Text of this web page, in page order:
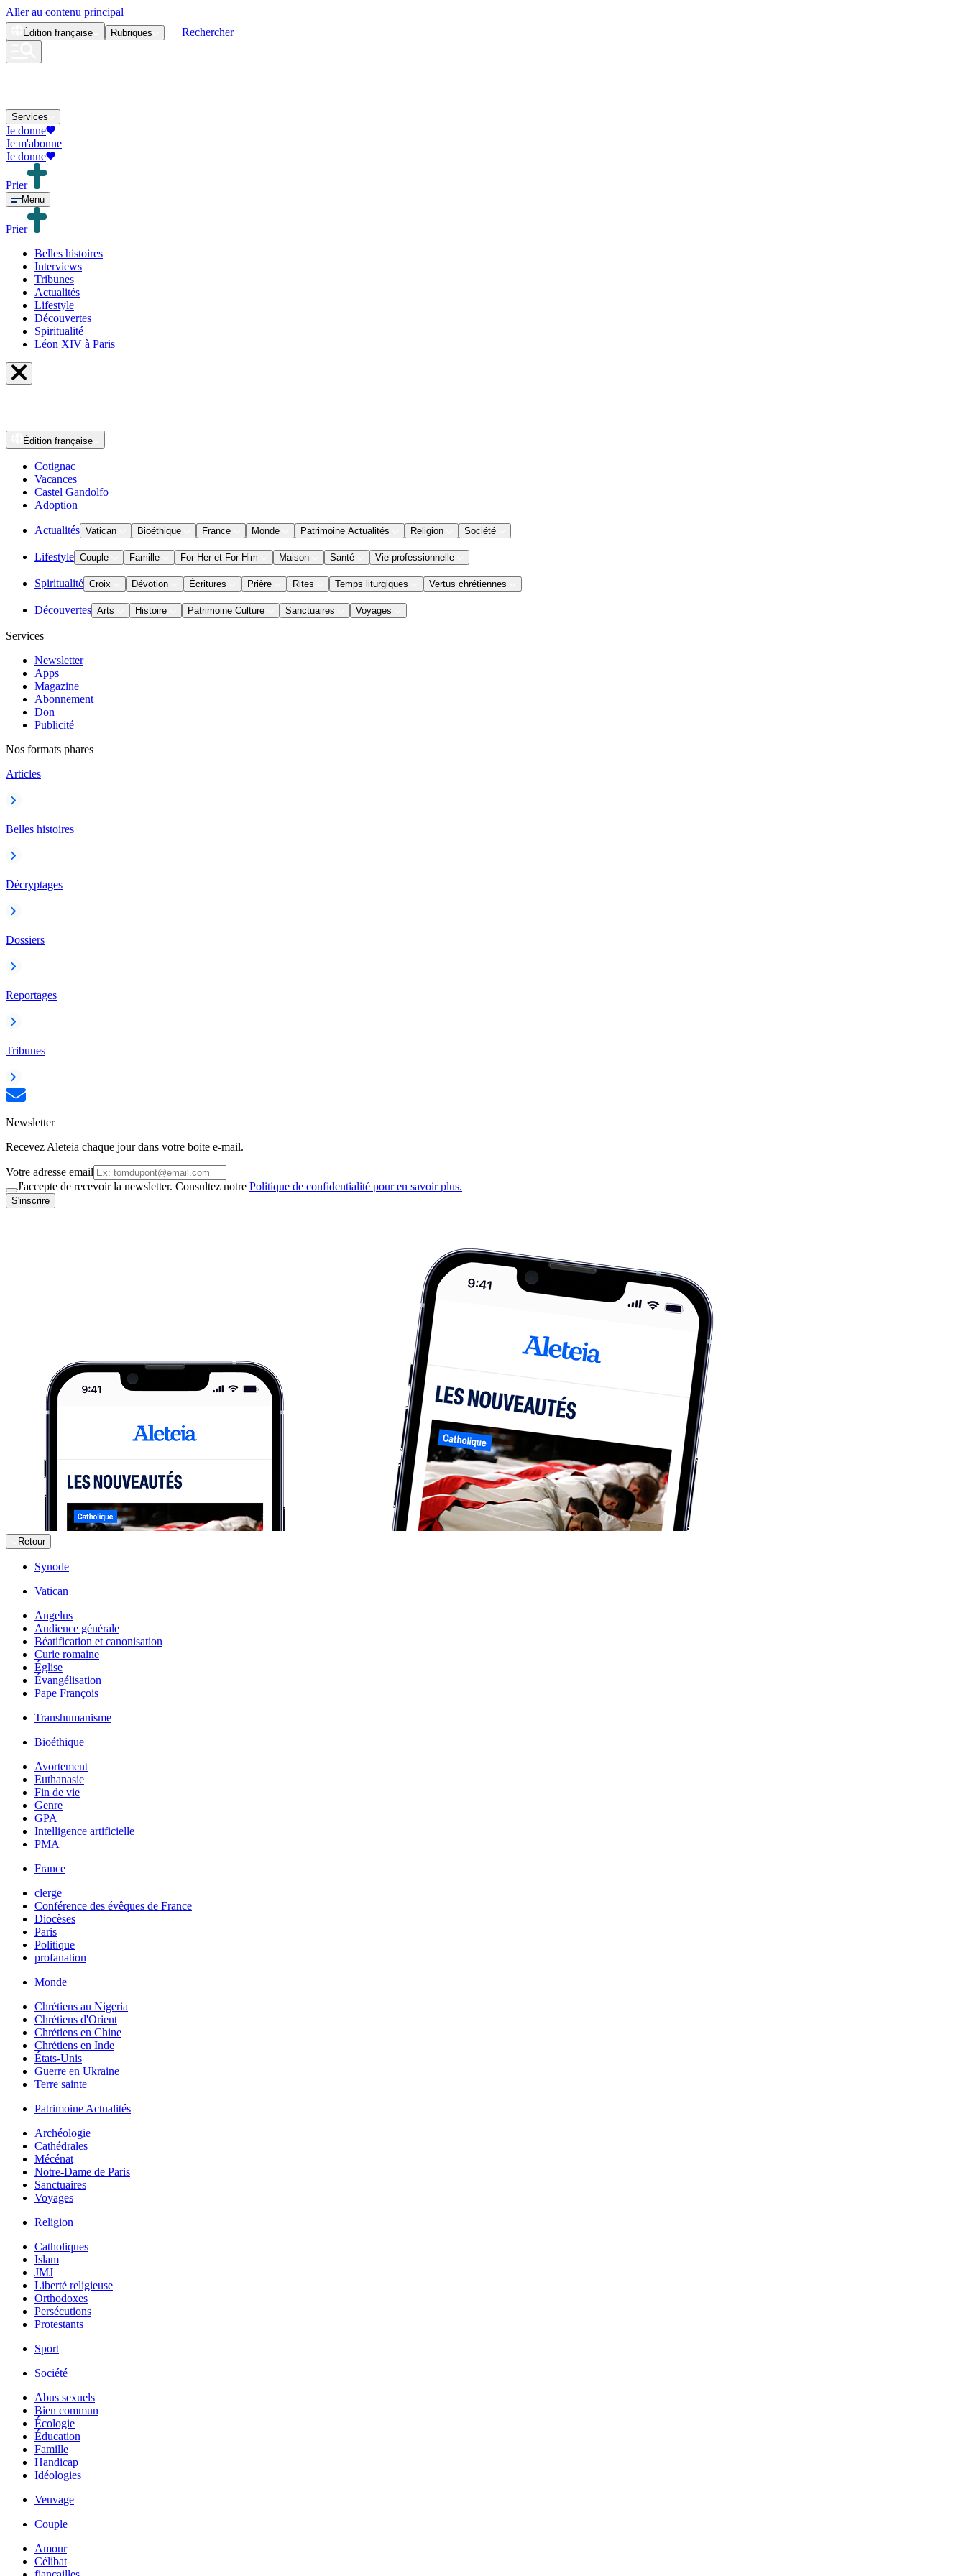
Aller au contenu principal
Édition française Rubriques Rechercher
Services
Je donne
Je m'abonne
Je donne
Prier
Menu
Prier
Belles histoires
Interviews
Tribunes
Actualités
Lifestyle
Découvertes
Spiritualité
Léon XIV à Paris
Édition française
Cotignac
Vacances
Castel Gandolfo
Adoption
Actualités Vatican Bioéthique France Monde Patrimoine Actualités Religion Société
Lifestyle Couple Famille For Her et For Him Maison Santé Vie professionnelle
Spiritualité Croix Dévotion Écritures Prière Rites Temps liturgiques Vertus chrétiennes
Découvertes Arts Histoire Patrimoine Culture Sanctuaires Voyages
Services
Newsletter
Apps
Magazine
Abonnement
Don
Publicité
Nos formats phares
Articles
Belles histoires
Décryptages
Dossiers
Reportages
Tribunes
Newsletter
Recevez Aleteia chaque jour dans votre boite e-mail.
Votre adresse email
J'accepte de recevoir la newsletter. Consultez notre Politique de confidentialité pour en savoir plus.
S'inscrire
Retour
Synode
Vatican
Angelus
Audience générale
Béatification et canonisation
Curie romaine
Église
Évangélisation
Pape François
Transhumanisme
Bioéthique
Avortement
Euthanasie
Fin de vie
Genre
GPA
Intelligence artificielle
PMA
France
clerge
Conférence des évêques de France
Diocèses
Paris
Politique
profanation
Monde
Chrétiens au Nigeria
Chrétiens d'Orient
Chrétiens en Chine
Chrétiens en Inde
États-Unis
Guerre en Ukraine
Terre sainte
Patrimoine Actualités
Archéologie
Cathédrales
Mécénat
Notre-Dame de Paris
Sanctuaires
Voyages
Religion
Catholiques
Islam
JMJ
Liberté religieuse
Orthodoxes
Persécutions
Protestants
Sport
Société
Abus sexuels
Bien commun
Écologie
Éducation
Famille
Handicap
Idéologies
Veuvage
Couple
Amour
Célibat